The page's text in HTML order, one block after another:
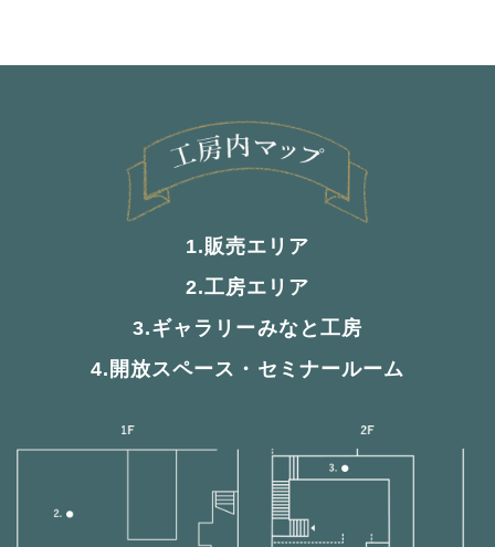
1.販売エリア
2.工房エリア
3.ギャラリーみなと工房
4.開放スペース・セミナールーム